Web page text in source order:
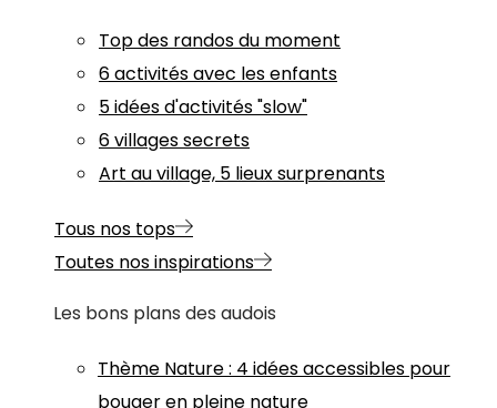
Top des randos du moment
6 activités avec les enfants
5 idées d'activités "slow"
6 villages secrets
Art au village, 5 lieux surprenants
Tous nos tops
Toutes nos inspirations
Les bons plans des audois
Thème Nature: 4 idées accessibles pour
bouger en pleine nature